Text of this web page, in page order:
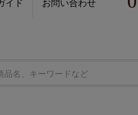
イド お問い合わせ